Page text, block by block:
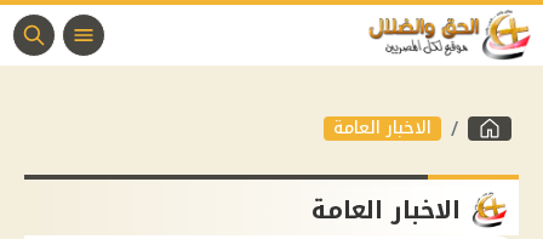
الاخبار العامة
الاخبار العامة